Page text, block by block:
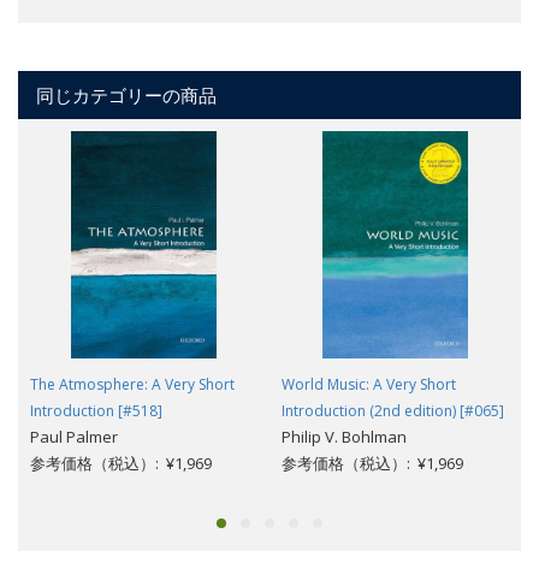
同じカテゴリーの商品
The Atmosphere: A Very Short
Introduction [#518]
Paul Palmer
参考価格（税込）: ¥1,969
World Music: A Very Short
Introduction (2nd edition) [#065]
Philip V. Bohlman
参考価格（税込）: ¥1,969